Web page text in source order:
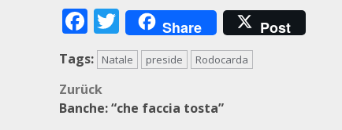
Facebook
Twitter
Share Post
Tags: Natale preside Rodocarda
Beitragsnavigation
Zurück
Banche: “che faccia tosta”